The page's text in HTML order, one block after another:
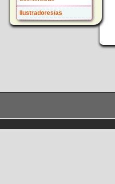
Ilustradores/as